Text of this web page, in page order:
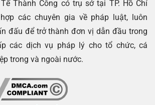
Thành Công có trụ sở tại TP. Hồ Chí
các chuyên gia về pháp luật, luôn
đấu để trở thành đơn vị dẫn đầu trong
các dịch vụ pháp lý cho tổ chức, cá
trong và ngoài nước.